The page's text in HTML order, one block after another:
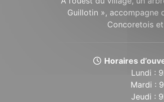
Guillotin », accompagne
Concoretois
Horaires
Lundi :
Mardi :
Jeudi :